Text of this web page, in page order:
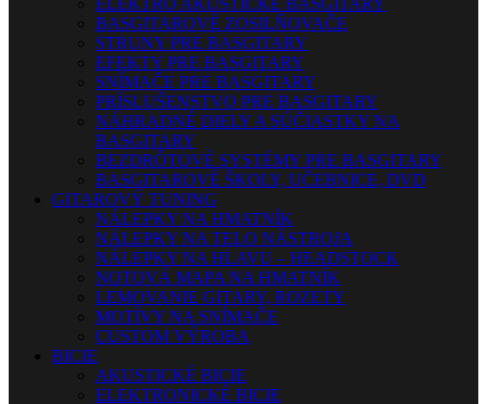
ELEKTRO AKUSTICKÉ BASGITARY
BASGITAROVÉ ZOSILŇOVAČE
STRUNY PRE BASGITARY
EFEKTY PRE BASGITARY
SNÍMAČE PRE BASGITARY
PRÍSLUŠENSTVO PRE BASGITARY
NÁHRADNÉ DIELY A SÚČIASTKY NA
BASGITARY
BEZDRÔTOVÉ SYSTÉMY PRE BASGITARY
BASGITAROVÉ ŠKOLY, UČEBNICE, DVD
GITAROVÝ TUNING
NÁLEPKY NA HMATNÍK
NÁLEPKY NA TELO NÁSTROJA
NÁLEPKY NA HLAVU – HEADSTOCK
NOTOVÁ MAPA NA HMATNÍK
LEMOVANIE GITARY, ROZETY
MOTÍVY NA SNÍMAČE
CUSTOM VÝROBA
BICIE
AKUSTICKÉ BICIE
ELEKTRONICKÉ BICIE